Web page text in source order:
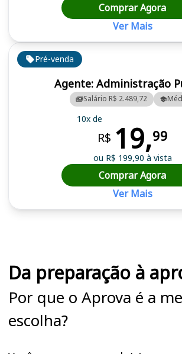
Pré-venda
Agente: Administração
Salário R$ 2.489,72
10x de
R$ 19,99
ou R$ 199,90 à vista
Comprar Agora
Ver Mais
Comprar Agora
Ver Mais
Da preparação à
Por que o Aprova é a
escolha?